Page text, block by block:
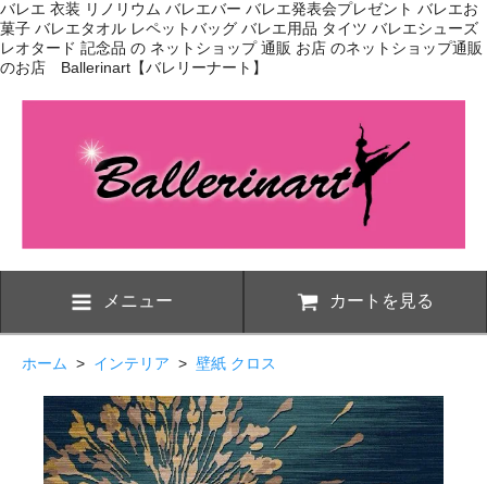
バレエ 衣装 リノリウム バレエバー バレエ発表会プレゼント バレエお
菓子 バレエタオル レペットバッグ バレエ用品 タイツ バレエシューズ
レオタード 記念品 の ネットショップ 通販 お店 のネットショップ通販
のお店 Ballerinart【バレリーナート】
メニュー カートを見る
ホーム > インテリア > 壁紙 クロス